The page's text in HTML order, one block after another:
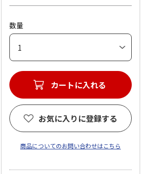
数量
カートに入れる
お気に入りに登録する
商品についてのお問い合わせはこちら